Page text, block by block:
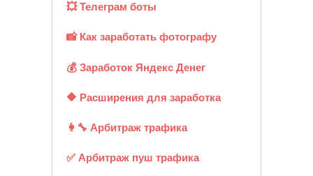
💥 Телеграм боты
📸 Как заработать фотографу
💰 Заработок Яндекс Денег
🔶 Расширения для заработка
👩‍🔧 Арбитраж трафика
✅ Арбитраж пуш трафика